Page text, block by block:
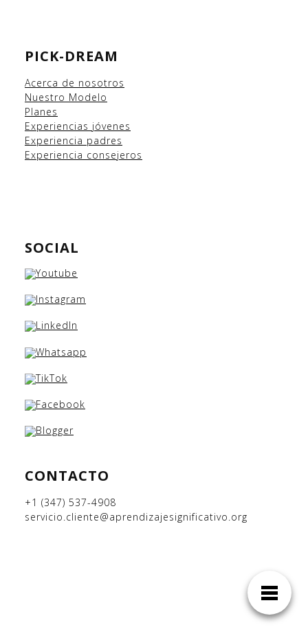
PICK-DREAM
Acerca de nosotros
Nuestro Modelo
Planes
Experiencias jóvenes
Experiencia padres
Experiencia consejeros
SOCIAL
CONTACTO
+1 (347) 537-4908
servicio.cliente@aprendizajesignificativo.org